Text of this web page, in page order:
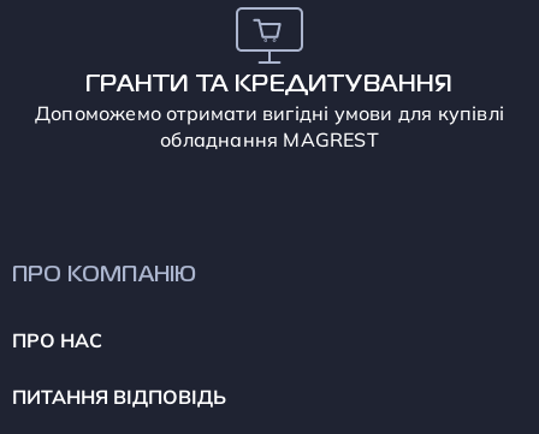
ГРАНТИ ТА КРЕДИТУВАННЯ
Допоможемо отримати вигідні умови для купівлі
обладнання MAGREST
ПРО КОМПАНІЮ
ПРО НАС
ПИТАННЯ ВІДПОВІДЬ